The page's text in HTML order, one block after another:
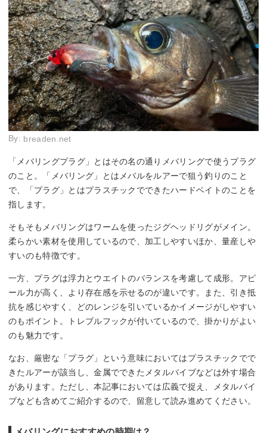
By: breaden.net
「メバリングプラグ」とはその名の通りメバリングで使うプラグ
のこと。「メバリング」とはメバルをルアーで狙う釣りのこと
で、「プラグ」とはプラスチックでできたハードベイトのことを
指します。
そもそもメバリングはワームを使ったジグヘッドリグがメイン。
柔らかい素材を使用しているので、加工しやすいほか、量産しや
すいのも特徴です。
一方、プラグは浮力とウエイトのバランスを考慮して成形。アピ
ール力が高く、より存在感を示せるのが違いです。また、引き抵
抗を感じやすく、どのレンジを引いているかイメージがしやすい
のもポイント。トレブルフックが付いているので、掛かりがよい
のも魅力です。
なお、厳密な「プラグ」という意味においてはプラスチックでで
きたルアーが該当し、金属でできたメタルバイブなどは外す場合
があります。ただし、本記事においては広義で捉え、メタルバイ
ブなども含めてご紹介するので、留意して読み進めてください。